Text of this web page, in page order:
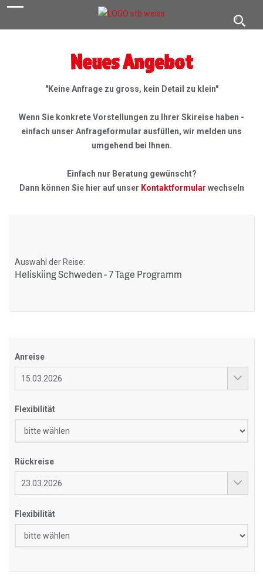
Neues Angebot
"Keine Anfrage zu gross, kein Detail zu klein"
Wenn Sie konkrete Vorstellungen zu Ihrer Skireise haben -
einfach unser Anfrageformular ausfüllen, wir melden uns
umgehend bei Ihnen.
Einfach nur Beratung gewünscht?
Dann können Sie hier auf unser Kontaktformular wechseln
Auswahl der Reise:
Heliskiing Schweden - 7 Tage Programm
Anreise
Flexibilität
Rückreise
Flexibilität